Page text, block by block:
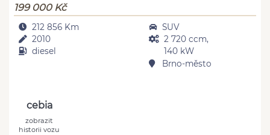
199 000 Kč
212 856 Km
2010
diesel
SUV
2 720 ccm,
140 kW
Brno-město
cebia
zobrazit
historii vozu